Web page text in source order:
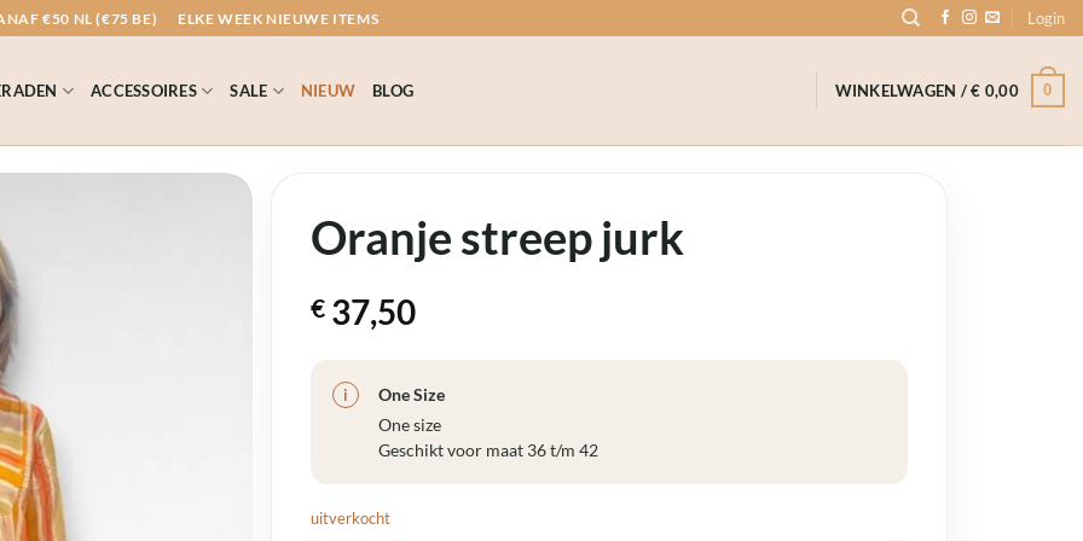
€50 NL (€75 BE) ELKE WEEK NIEUWE ITEMS Login
ACCESSOIRES SALE NIEUW BLOG WINKELWAGEN /€ 0,00 0
Oranje streep jurk
€ 37,50
i
One Size
One size
Geschikt voor maat 36 t/m 42
uitverkocht